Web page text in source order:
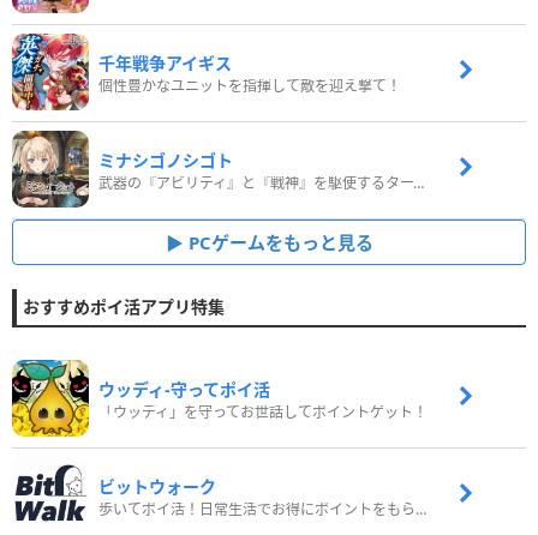
千年戦争アイギス
個性豊かなユニットを指揮して敵を迎え撃て！
ミナシゴノシゴト
武器の『アビリティ』と『戦神』を駆使するターン制コマンドバトルRPG！
PCゲームをもっと見る
おすすめポイ活アプリ特集
ウッディ‐守ってポイ活
「ウッディ」を守ってお世話してポイントゲット！
ビットウォーク
歩いてポイ活！日常生活でお得にポイントをもらおう